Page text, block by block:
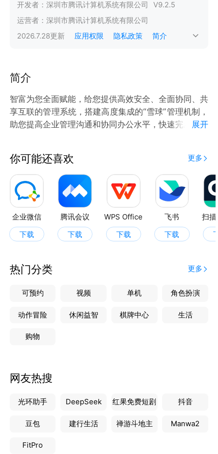
开发者： 深圳市腾讯计算机系统有限公司 V9.2.5
运营者： 深圳市腾讯计算机系统有限公司
2026.7.28更新 应用权限 隐私政策 简介
简介
智富为您全面赋能，给您提供高效安全、全面协同、共
享互联的管理系统，搭建高度集成的“雪球”管理机制，
助您提高企业管理沟通和协同办公水平，快速完成企业
展开
你可能还喜欢 更多
企业微信
下载
腾讯会议
下载
WPS Office
下载
飞书
下载
扫
热门分类 更多
可预约 视频 单机 角色扮演
动作冒险 休闲益智 棋牌中心 生活
购物
网友热搜
光环助手 DeepSeek 红果免费短剧 抖音
豆包 建行生活 禅游斗地主 Manwa2
FitPro